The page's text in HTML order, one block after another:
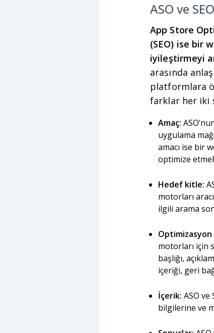
ASO ve
App Store
(SEO) ise bir
iyileştirmeyi
arasında
platformlara
farklar her iki
Amaç:
uygulama
amacı ise bir
optimize
Hedef kitle:
motorları
ilgili arama
motorları için
başlığı,
içeriği, geri
İçerik: ASO ve
bilgilerine ve